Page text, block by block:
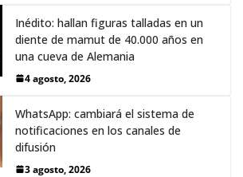
Inédito: hallan figuras talladas en un
diente de mamut de 40.000 años en
una cueva de Alemania
4 agosto, 2026
WhatsApp: cambiará el sistema de
notificaciones en los canales de
difusión
3 agosto, 2026